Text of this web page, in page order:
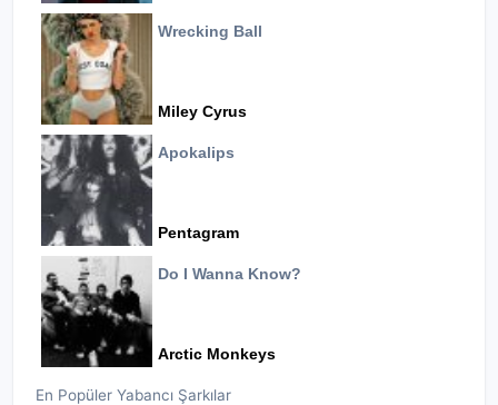
Wrecking Ball
Miley Cyrus
Apokalips
Pentagram
Do I Wanna Know?
Arctic Monkeys
En Popüler Yabancı Şarkılar